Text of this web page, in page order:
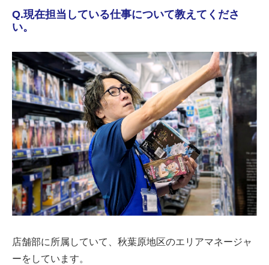
Q.現在担当している仕事について教えてくださ
い。
店舗部に所属していて、秋葉原地区のエリアマネージャ
ーをしています。